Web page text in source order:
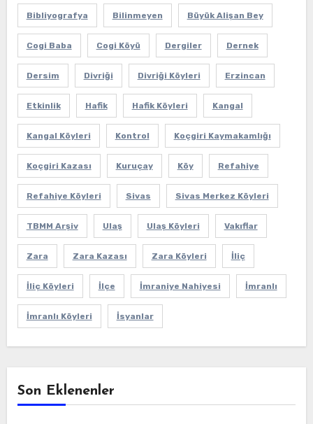
Bibliyografya Bilinmeyen Büyük Alişan Bey
Cogi Baba Cogi Köyü Dergiler Dernek
Dersim Divriği Divriği Köyleri Erzincan
Etkinlik Hafik Hafik Köyleri Kangal
Kangal Köyleri Kontrol Koçgiri Kaymakamlığı
Koçgiri Kazası Kuruçay Köy Refahiye
Refahiye Köyleri Sivas Sivas Merkez Köyleri
TBMM Arşiv Ulaş Ulaş Köyleri Vakıflar
Zara Zara Kazası Zara Köyleri İliç
İliç Köyleri İlçe İmraniye Nahiyesi İmranlı
İmranlı Köyleri İsyanlar
Son Eklenenler